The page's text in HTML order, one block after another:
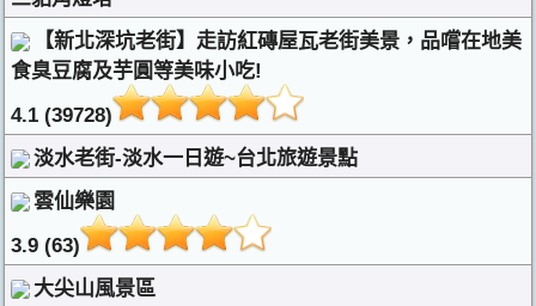
【新北深坑老街】走訪紅磚屋瓦老街美景，品嚐在地美
食臭豆腐及芋圓等美味小吃!
4.1 (39728)
淡水老街-淡水一日遊~台北旅遊景點
雲仙樂園
3.9 (63)
大尖山風景區